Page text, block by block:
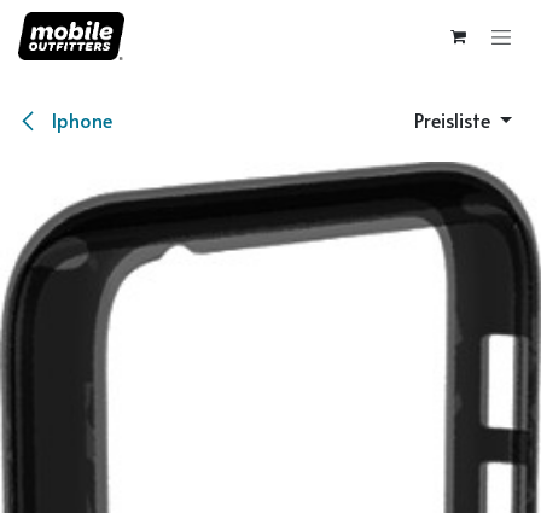
Zum Inhalt springen
Iphone Preisliste